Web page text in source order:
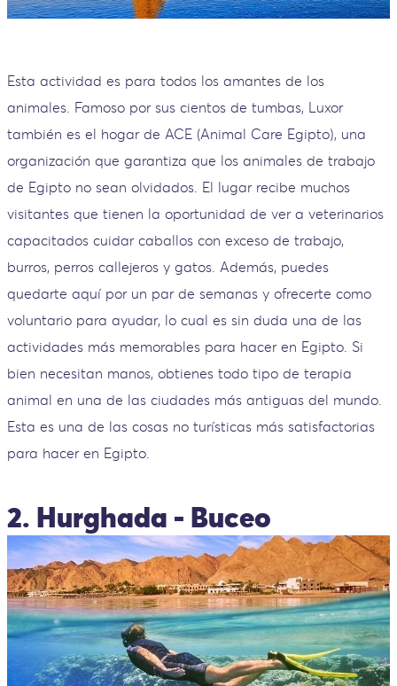
Esta actividad es para todos los amantes de los
animales. Famoso por sus cientos de tumbas, Luxor
también es el hogar de ACE (Animal Care Egipto), una
organización que garantiza que los animales de trabajo
de Egipto no sean olvidados. El lugar recibe muchos
visitantes que tienen la oportunidad de ver a veterinarios
capacitados cuidar caballos con exceso de trabajo,
burros, perros callejeros y gatos. Además, puedes
quedarte aquí por un par de semanas y ofrecerte como
voluntario para ayudar, lo cual es sin duda una de las
actividades más memorables para hacer en Egipto. Si
bien necesitan manos, obtienes todo tipo de terapia
animal en una de las ciudades más antiguas del mundo.
Esta es una de las cosas no turísticas más satisfactorias
para hacer en Egipto.
2. Hurghada - Buceo